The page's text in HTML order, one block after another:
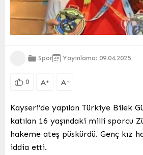
Spor Yayınlama: 09.04.2025
0 A+ A-
Kayseri’de yapılan Türkiye Bilek
katılan 16 yaşındaki milli sporcu
hakeme ateş püskürdü. Genç kız
iddia etti.